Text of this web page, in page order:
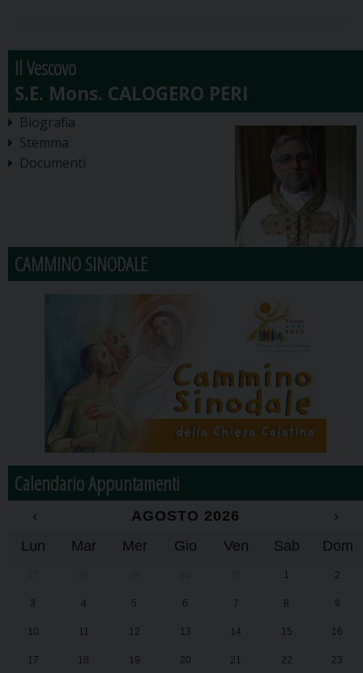
Il Vescovo
Biografia
Stemma
Documenti
CAMMINO SINODALE
Calendario Appuntamenti
‹ AGOSTO 2026
›
Lun
Mar Mer Gio Ven Sab Dom
1 2
3 4 5 6 7 8 9
10 11 12 13 14 15 16
17 18 19 20 21 22 23